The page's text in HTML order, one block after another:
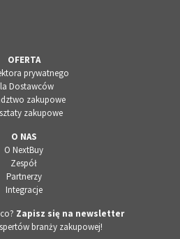
OFERTA
prywatnego
Dostawców
zakupowe
zakupowe
O NAS
O NextBuy
Zespół
Partnerzy
Integracje
Zapisz się na newsletter
branży zakupowej!